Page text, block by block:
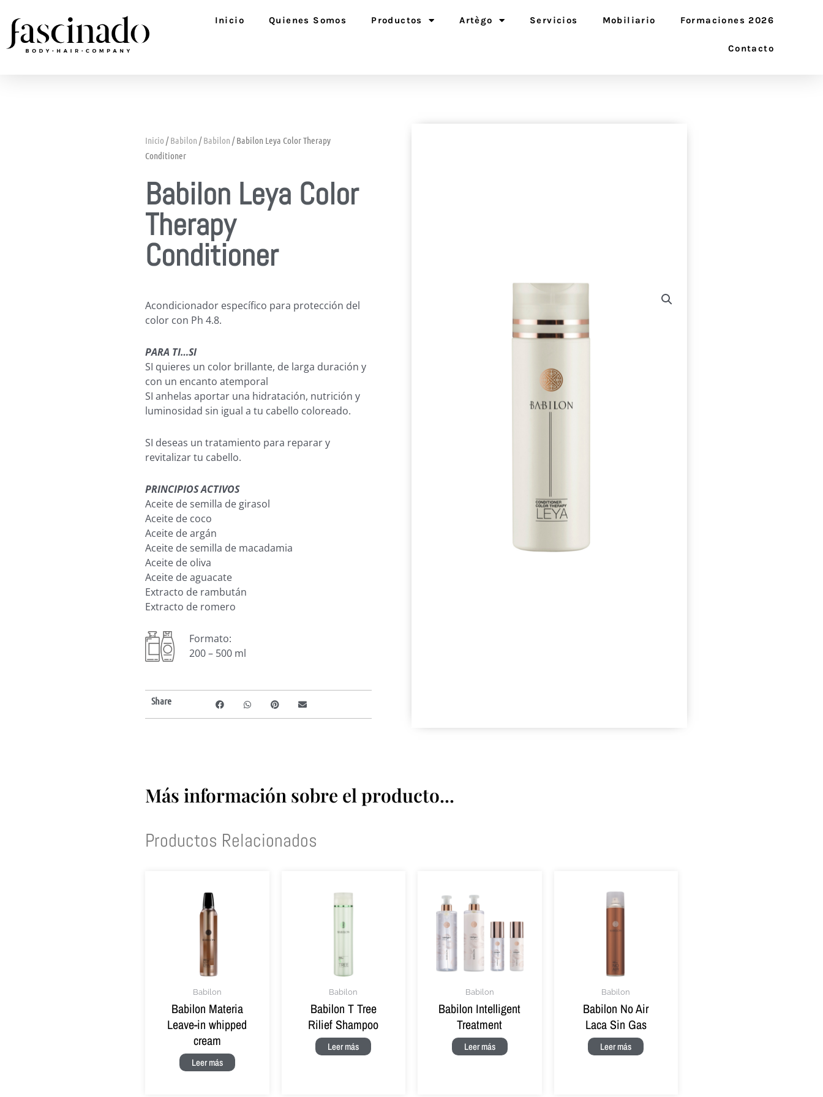
contenido
Inicio Quienes Somos Productos Artègo Servicios Mobiliario Formaciones 2026
Contacto
Inicio /Babilon /Babilon / Babilon Leya Color Therapy
Conditioner
Babilon Leya Color
Therapy
Conditioner
Acondicionador específico para protección del
color con Ph 4.8.
PARA TI…SI
SI quieres un color brillante, de larga duración y
con un encanto atemporal
SI anhelas aportar una hidratación, nutrición y
luminosidad sin igual a tu cabello coloreado.
SI deseas un tratamiento para reparar y
revitalizar tu cabello.
PRINCIPIOS ACTIVOS
Aceite de semilla de girasol
Aceite de coco
Aceite de argán
Aceite de semilla de macadamia
Aceite de oliva
Aceite de aguacate
Extracto de rambután
Extracto de romero
Formato:
200 – 500 ml
Share
Más información sobre el producto...
Productos Relacionados
Babilon
Babilon Materia
Leave-in whipped
cream
Leer más
Babilon
Babilon T Tree
Rilief Shampoo
Leer más
Babilon
Babilon Intelligent
Treatment
Leer más
Babilon
Babilon No Air
Laca Sin Gas
Leer más